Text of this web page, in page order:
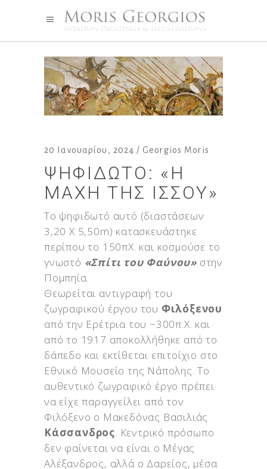
20 Ιανουαρίου, 2024 Georgios Moris
ΨΗΦΙΔΩΤΌ: «Η
ΜΆΧΗ ΤΗΣ ΙΣΣΟΎ»
Το ψηφιδωτό αυτό (διαστάσεων
3,20 Χ 5,50m) κατασκευάστηκε
περίπου το 150πΧ. και κοσμούσε το
γνωστό «Σπίτι του Φαύνου» στην
Πομπηία.
Θεωρείται αντιγραφή του
ζωγραφικού έργου του Φιλόξενου
από την Ερέτρια του ~300π.Χ. και
από το 1917 αποκολλήθηκε από το
δάπεδο και εκτίθεται επιτοίχιο στο
Εθνικό Μουσείο της Νάπολης. Το
αυθεντικό ζωγραφικό έργο πρέπει
να είχε παραγγείλει από τον
Φιλόξενο ο Μακεδόνας Βασιλιάς
Κάσσανδρος. Κεντρικό πρόσωπο
δεν φαίνεται να είναι ο Μέγας
Αλέξανδρος, αλλά ο Δαρείος, μέσα